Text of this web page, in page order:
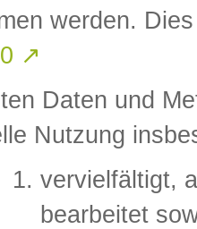
werden.
↗
Daten und
Nutzung
vervielfältigt,
bearbeitet